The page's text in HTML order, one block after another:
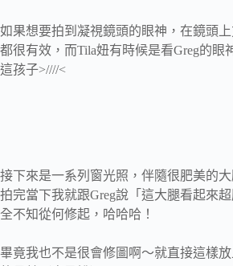
如果想要拍到凝視鏡頭的眼神，在鏡頭
都很有效，而Tila妞有時候是看Greg的眼
這孩子>////<
接下來是一系列窗光照，伴隨很肥美的大
拍完當下我就跟Greg說「這大腿看起來
全不知從何修起，哈哈哈！
畢竟我也不是很會修圖啊～就直接這樣